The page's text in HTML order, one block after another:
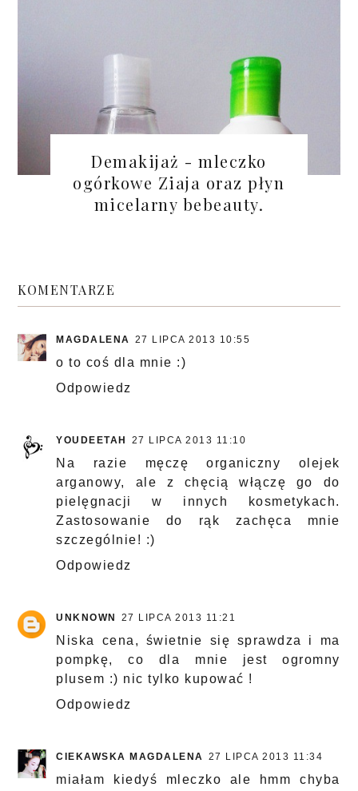
Demakijaż - mleczko
ogórkowe Ziaja oraz płyn
micelarny bebeauty.
KOMENTARZE
MAGDALENA 27 LIPCA 2013 10:55
o to coś dla mnie :)
Odpowiedz
YOUDEETAH 27 LIPCA 2013 11:10
Na razie męczę organiczny olejek
arganowy, ale z chęcią włączę go do
pielęgnacji w innych kosmetykach.
Zastosowanie do rąk zachęca mnie
szczególnie! :)
Odpowiedz
UNKNOWN 27 LIPCA 2013 11:21
Niska cena, świetnie się sprawdza i ma
pompkę, co dla mnie jest ogromny
plusem :) nic tylko kupować !
Odpowiedz
CIEKAWSKA MAGDALENA 27 LIPCA 2013 11:34
miałam kiedyś mleczko ale hmm chyba